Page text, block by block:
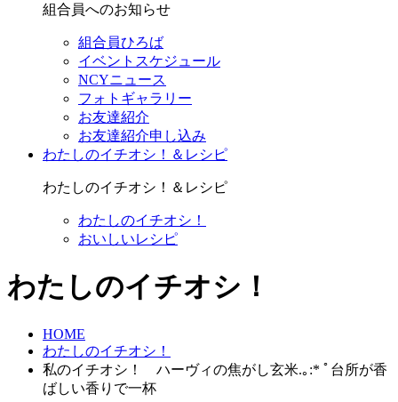
組合員へのお知らせ
組合員ひろば
イベントスケジュール
NCYニュース
フォトギャラリー
お友達紹介
お友達紹介申し込み
わたしのイチオシ！＆レシピ
わたしのイチオシ！＆レシピ
わたしのイチオシ！
おいしいレシピ
わたしのイチオシ！
HOME
わたしのイチオシ！
私のイチオシ！ ハーヴィの焦がし玄米.｡:* ﾟ台所が香
ばしい香りで一杯